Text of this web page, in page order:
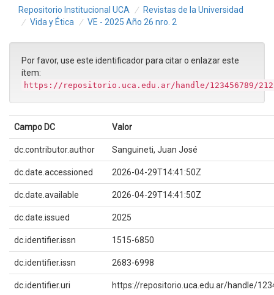
Repositorio Institucional UCA
Revistas de la Universidad
Vida y Ética
VE - 2025 Año 26 nro. 2
Por favor, use este identificador para citar o enlazar este
ítem:
https://repositorio.uca.edu.ar/handle/123456789/
Campo DC Valor
dc.contributor.author Sanguineti, Juan José
dc.date.accessioned 2026-04-29T14:41:50Z
dc.date.available 2026-04-29T14:41:50Z
dc.date.issued 2025
dc.identifier.issn 1515-6850
dc.identifier.issn 2683-6998
dc.identifier.uri https://repositorio.uca.edu.ar/handle/